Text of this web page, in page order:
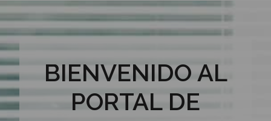
BIENVENIDO AL
PORTAL DE